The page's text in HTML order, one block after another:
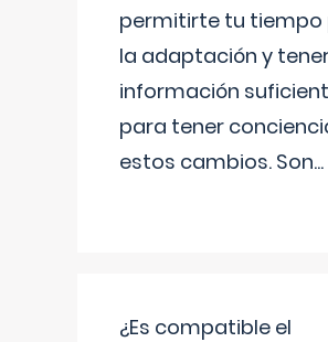
permitirte tu tiempo
la adaptación y
información
para tener
estos cambios. Son...
¿Es compatible el